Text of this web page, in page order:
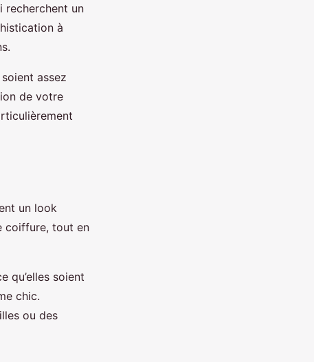
recherchent un
à
assez
de votre
un look
coiffure, tout en
qu’elles soient
chic.
ou des